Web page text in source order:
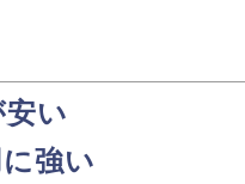
い
強い